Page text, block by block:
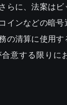
らに、法案は
インなどの暗号
の清算に使用
意する限りに